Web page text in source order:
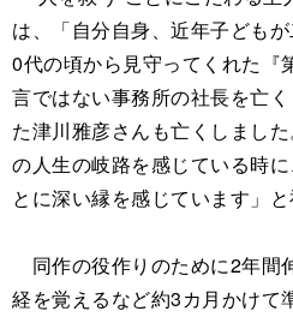
は、「自分自身、近年子ども
0代の頃から見守ってくれた『
言ではない事務所の社長を亡
た津川雅彦さんも亡くしまし
の人生の岐路を感じている時
とに深い縁を感じています」と
同作の役作りのために2年間
経を覚えるなど約3カ月かけて